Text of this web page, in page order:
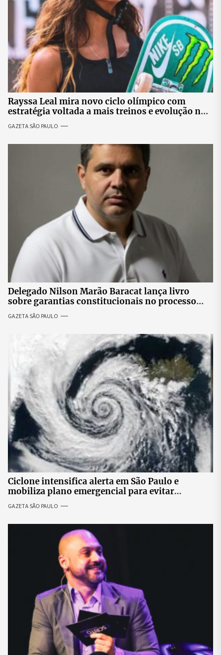
Rayssa Leal mira novo ciclo olímpico com
estratégia voltada a mais treinos e evolução no
GAZETA SÃO PAULO
Delegado Nilson Marão Baracat lança livro
sobre garantias constitucionais no processo
penal brasileiro
GAZETA SÃO PAULO
Ciclone intensifica alerta em São Paulo e
mobiliza plano emergencial para evitar
impactos no fornecimento de energia
GAZETA SÃO PAULO